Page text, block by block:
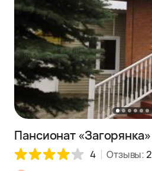
Пансионат «Загорянка»
4 Отзывы: 2